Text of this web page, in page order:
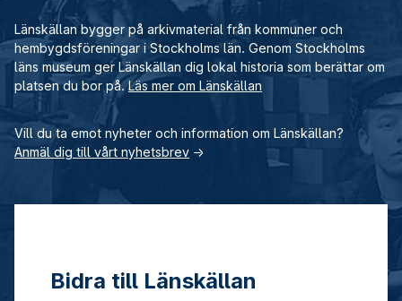
Länskällan bygger på arkivmaterial från kommuner och
hembygdsföreningar i Stockholms län. Genom Stockholms
läns museum ger Länskällan dig lokal historia som berättar om
platsen du bor på.Läs mer om Länskällan
Vill du ta emot nyheter och information om Länskällan?
Anmäl dig till vårt nyhetsbrev →
Bidra till Länskällan